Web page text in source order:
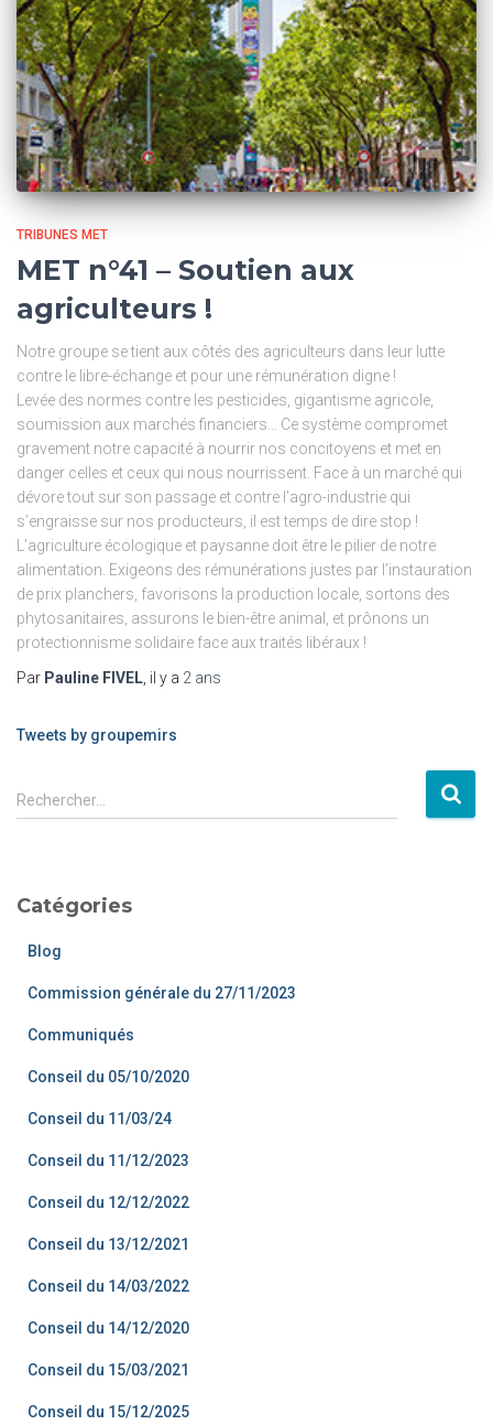
TRIBUNES MET
MET n°41 – Soutien aux
agriculteurs !
Notre groupe se tient aux côtés des agriculteurs dans leur lutte
contre le libre-échange et pour une rémunération digne !
Levée des normes contre les pesticides, gigantisme agricole,
soumission aux marchés financiers… Ce système compromet
gravement notre capacité à nourrir nos concitoyens et met en
danger celles et ceux qui nous nourrissent. Face à un marché qui
dévore tout sur son passage et contre l’agro-industrie qui
s’engraisse sur nos producteurs, il est temps de dire stop !
L’agriculture écologique et paysanne doit être le pilier de notre
alimentation. Exigeons des rémunérations justes par l’instauration
de prix planchers, favorisons la production locale, sortons des
phytosanitaires, assurons le bien-être animal, et prônons un
protectionnisme solidaire face aux traités libéraux !
Par Pauline FIVEL , il y a 2 ans
Tweets by groupemirs
Rechercher…
Catégories
Blog
Commission générale du 27/11/2023
Communiqués
Conseil du 05/10/2020
Conseil du 11/03/24
Conseil du 11/12/2023
Conseil du 12/12/2022
Conseil du 13/12/2021
Conseil du 14/03/2022
Conseil du 14/12/2020
Conseil du 15/03/2021
Conseil du 15/12/2025